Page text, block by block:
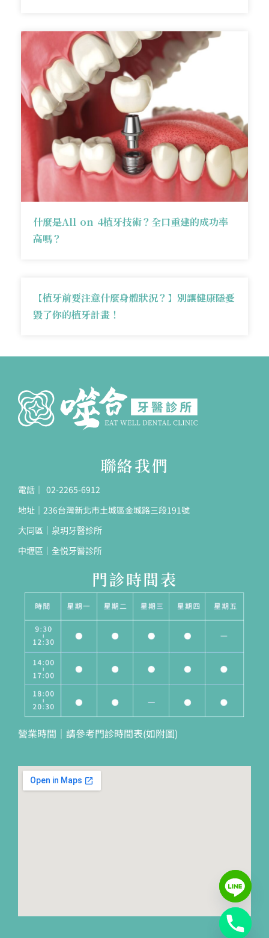
什麼是All on 4植牙技術？全口重建的成功率
高嗎？
【植牙前要注意什麼身體狀況？】別讓健康隱憂
毀了你的植牙計畫！
聯絡我們
電話｜ 02-2265-6912
地址｜236台灣新北市土城區金城路三段191號
大同區｜泉玥牙醫診所
中壢區｜全悦牙醫診所
門診時間表
營業時間｜請參考門診時間表(如附圖)